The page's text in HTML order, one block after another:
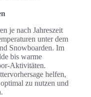
je nach Jahreszeit
unter dem
Snowboarden. Im
bis warme
Aktivitäten.
helfen,
optimal zu nutzen und